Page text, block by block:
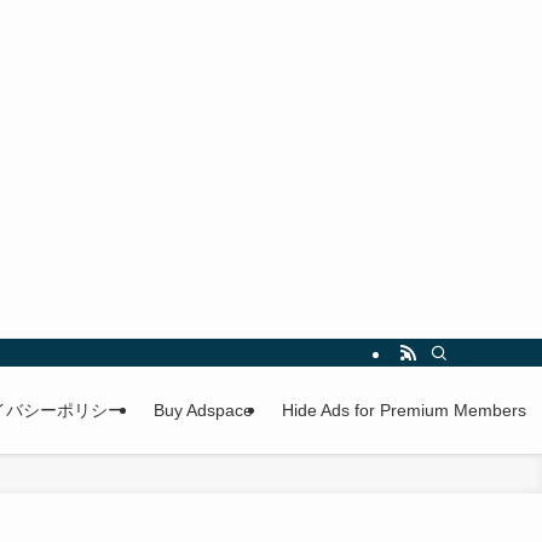
バシーポリシー Buy Adspace Hide Ads for Premium Members